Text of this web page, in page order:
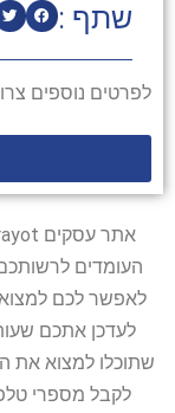
שתף :
לפרטים נוספים
העומדים
לאפשר לכם למצוא
לעדכן אתכם
שתוכלו למצוא את
לקבל מספרי